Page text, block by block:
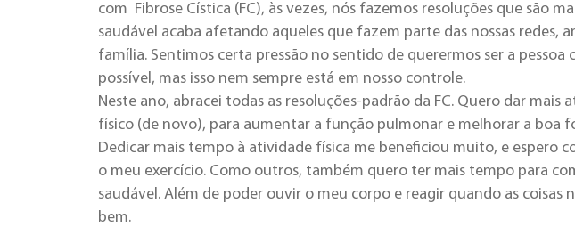
com Fibrose Cística (FC), às vezes, nós fazemos resoluções que são
saudável acaba afetando aqueles que fazem parte das nossas redes,
família. Sentimos certa pressão no sentido de querermos ser a pessoa
possível, mas isso nem sempre está em nosso controle.
Neste ano, abracei todas as resoluções-padrão da FC. Quero dar mais
físico (de novo), para aumentar a função pulmonar e melhorar a boa
Dedicar mais tempo à atividade física me beneficiou muito, e espero
o meu exercício. Como outros, também quero ter mais tempo para
saudável. Além de poder ouvir o meu corpo e reagir quando as coisas
bem.